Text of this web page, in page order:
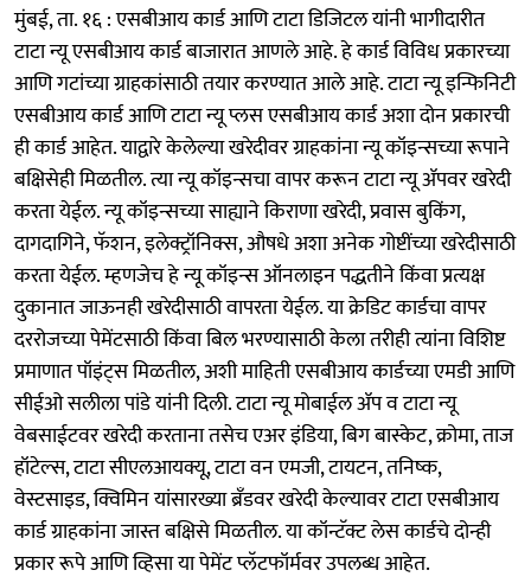
मुंबई, ता. १६ : एसबीआय कार्ड आणि टाटा डिजिटल यांनी भागीदारीत
टाटा न्यू एसबीआय कार्ड बाजारात आणले आहे. हे कार्ड विविध प्रकारच्या
आणि गटांच्या ग्राहकांसाठी तयार करण्यात आले आहे. टाटा न्यू इन्फिनिटी
एसबीआय कार्ड आणि टाटा न्यू प्लस एसबीआय कार्ड अशा दोन प्रकारची
ही कार्ड आहेत. याद्वारे केलेल्या खरेदीवर ग्राहकांना न्यू कॉइन्सच्या रूपाने
बक्षिसेही मिळतील. त्या न्यू कॉइन्सचा वापर करून टाटा न्यू ॲपवर खरेदी
करता येईल. न्यू कॉइन्सच्या साह्याने किराणा खरेदी, प्रवास बुकिंग,
दागदागिने, फॅशन, इलेक्ट्रॉनिक्स, औषधे अशा अनेक गोष्टींच्या खरेदीसाठी
करता येईल. म्हणजेच हे न्यू कॉइन्स ऑनलाइन पद्धतीने किंवा प्रत्यक्ष
दुकानात जाऊनही खरेदीसाठी वापरता येईल. या क्रेडिट कार्डचा वापर
दररोजच्या पेमेंटसाठी किंवा बिल भरण्यासाठी केला तरीही त्यांना विशिष्ट
प्रमाणात पॉइंट्स मिळतील, अशी माहिती एसबीआय कार्डच्या एमडी आणि
सीईओ सलीला पांडे यांनी दिली. टाटा न्यू मोबाईल ॲप व टाटा न्यू
वेबसाईटवर खरेदी करताना तसेच एअर इंडिया, बिग बास्केट, क्रोमा, ताज
हॉटेल्स, टाटा सीएलआयक्यू, टाटा वन एमजी, टायटन, तनिष्क,
वेस्टसाइड, क्विमिन यांसारख्या ब्रँडवर खरेदी केल्यावर टाटा एसबीआय
कार्ड ग्राहकांना जास्त बक्षिसे मिळतील. या कॉन्टॅक्ट लेस कार्डचे दोन्ही
प्रकार रूपे आणि व्हिसा या पेमेंट प्लॅटफॉर्मवर उपलब्ध आहेत.